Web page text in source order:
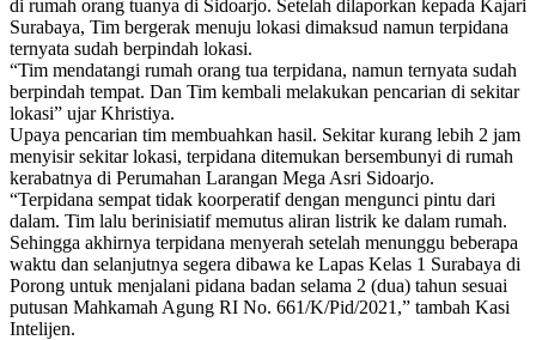
di rumah orang tuanya di Sidoarjo. Setelah dilaporkan kepada Kajari
Surabaya, Tim bergerak menuju lokasi dimaksud namun terpidana
ternyata sudah berpindah lokasi.
“Tim mendatangi rumah orang tua terpidana, namun ternyata sudah
berpindah tempat. Dan Tim kembali melakukan pencarian di sekitar
lokasi” ujar Khristiya.
Upaya pencarian tim membuahkan hasil. Sekitar kurang lebih 2 jam
menyisir sekitar lokasi, terpidana ditemukan bersembunyi di rumah
kerabatnya di Perumahan Larangan Mega Asri Sidoarjo.
“Terpidana sempat tidak koorperatif dengan mengunci pintu dari
dalam. Tim lalu berinisiatif memutus aliran listrik ke dalam rumah.
Sehingga akhirnya terpidana menyerah setelah menunggu beberapa
waktu dan selanjutnya segera dibawa ke Lapas Kelas 1 Surabaya di
Porong untuk menjalani pidana badan selama 2 (dua) tahun sesuai
putusan Mahkamah Agung RI No. 661/K/Pid/2021,” tambah Kasi
Intelijen.